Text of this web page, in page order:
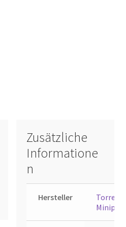
Zusätzliche
Informatione
n
Hersteller
Torre